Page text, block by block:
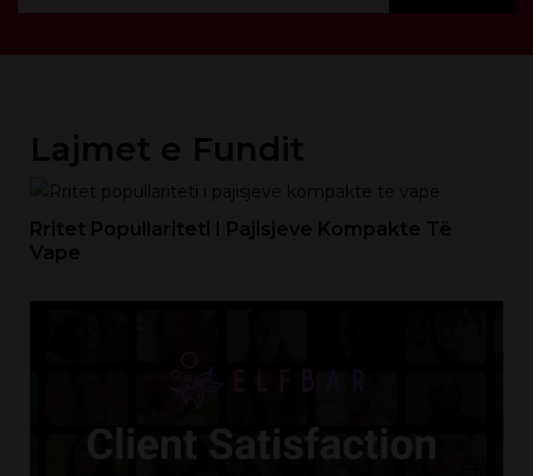
Lajmet e Fundit
Rritet Popullariteti I Pajisjeve Kompakte Të
Vape